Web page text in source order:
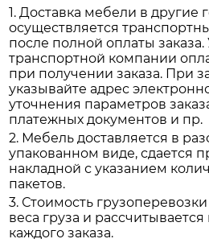
1. Доставка мебели в другие
осуществляется
после полной оплаты заказа.
транспортной компании
при получении заказа. При
указывайте адрес
уточнения параметров
платежных документов и пр.
2. Мебель доставляется в
упакованном виде, сдается
накладной с указанием
пакетов.
3. Стоимость
веса груза и
каждого заказа.